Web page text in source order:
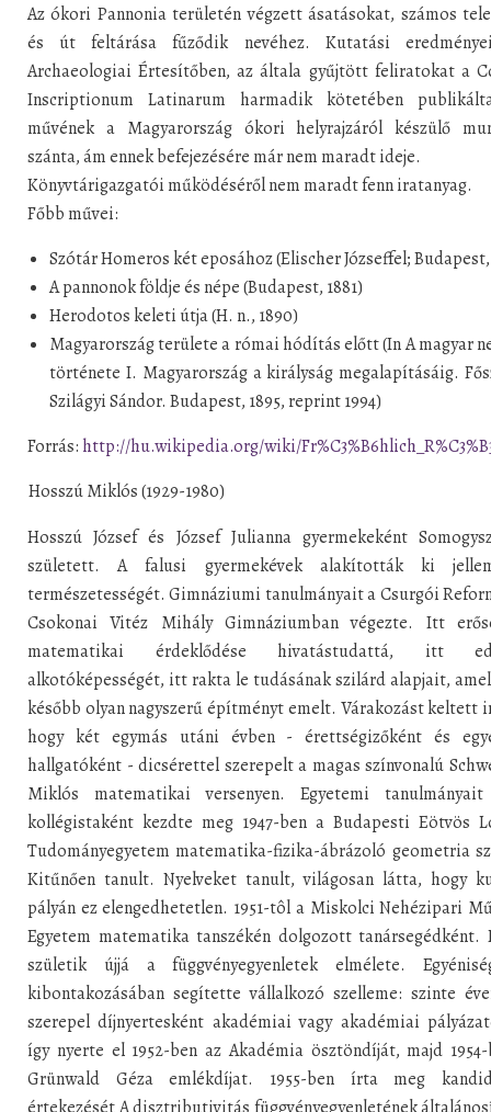
Az ókori Pannonia területén végzett ásatásokat, számos
és út feltárása fűződik nevéhez. Kutatási
Archaeologiai Értesítőben, az általa gyűjtött feliratokat a
Inscriptionum Latinarum harmadik kötetében
művének a Magyarország ókori helyrajzáról készülő
szánta, ám ennek befejezésére már nem maradt ideje.
Könyvtárigazgatói működéséről nem maradt fenn iratanyag.
Főbb művei:
Szótár Homeros két eposához (Elischer Józseffel; Budapest,
A pannonok földje és népe (Budapest, 1881)
Herodotos keleti útja (H. n., 1890)
Magyarország területe a római hódítás előtt (In A magyar
története I. Magyarország a királyság megalapításáig.
Szilágyi Sándor. Budapest, 1895, reprint 1994)
Forrás: http://hu.wikipedia.org/wiki/
Hosszú Miklós (1929-1980)
Hosszú József és József Julianna gyermekeként
született. A falusi gyermekévek alakították ki
természetességét. Gimnáziumi tanulmányait a Csurgói
Csokonai Vitéz Mihály Gimnáziumban végezte. Itt
matematikai érdeklődése hivatástudattá, itt
alkotóképességét, itt rakta le tudásának szilárd alapjait,
később olyan nagyszerű építményt emelt. Várakozást keltett
hogy két egymás utáni évben - érettségizőként és
hallgatóként - dicsérettel szerepelt a magas színvonalú
Miklós matematikai versenyen. Egyetemi
kollégistaként kezdte meg 1947-ben a Budapesti Eötvös
Tudományegyetem matematika-fizika-ábrázoló geometria
Kitűnően tanult. Nyelveket tanult, világosan látta, hogy
pályán ez elengedhetetlen. 1951-tôl a Miskolci Nehézipari
Egyetem matematika tanszékén dolgozott tanársegédként.
születik újjá a függvényegyenletek elmélete.
kibontakozásában segítette vállalkozó szelleme: szinte
szerepel díjnyertesként akadémiai vagy akadémiai
így nyerte el 1952-ben az Akadémia ösztöndíját, majd
Grünwald Géza emlékdíjat. 1955-ben írta meg